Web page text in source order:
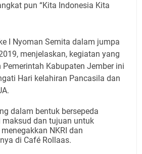
pun “Kita Indonesia Kita
I Nyoman Semita dalam jumpa
menjelaskan, kegiatan yang
Pemerintah Kabupaten Jember ini
Hari kelahiran Pancasila dan
dalam bentuk bersepeda
dan tujuan untuk
NKRI dan
di Café Rollaas.